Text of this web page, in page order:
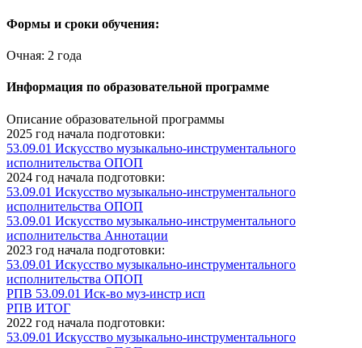
Формы и сроки обучения:
Очная: 2 года
Информация по образовательной программе
Описание образовательной программы
2025 год начала подготовки:
53.09.01 Искусство музыкально-инструментального
исполнительства ОПОП
2024 год начала подготовки:
53.09.01 Искусство музыкально-инструментального
исполнительства ОПОП
53.09.01 Искусство музыкально-инструментального
исполнительства Аннотации
2023 год начала подготовки:
53.09.01 Искусство музыкально-инструментального
исполнительства ОПОП
РПВ 53.09.01 Иск-во муз-инстр исп
РПВ ИТОГ
2022 год начала подготовки:
53.09.01 Искусство музыкально-инструментального